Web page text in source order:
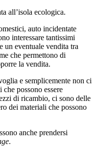
all’isola ecologica.
auto incidentate
interessare tantissimi
un eventuale vendita tra
che permettono di
la vendita.
e semplicemente non ci
possono essere
di ricambio, ci sono delle
dei materiali che possono
anche prendersi
.